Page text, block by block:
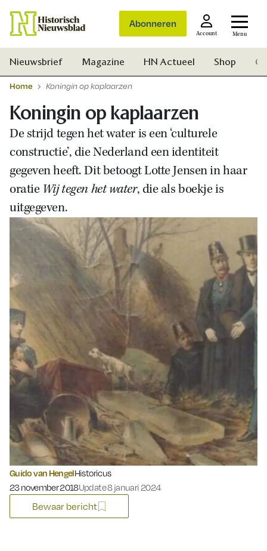
Abonneren
Account Menu
Zoek
Nieuwsbrief Magazine HN Actueel Shop
Home Koningin op kaplaarzen
Koningin op kaplaarzen
De strijd tegen het water is een ‘culturele
constructie’, die Nederland een identiteit
gegeven heeft. Dit betoogt Lotte Jensen in haar
oratie Wij tegen het water, die als boekje is
uitgegeven.
Guido van HengelHistoricus
Gepubliceerd op:
23 november 2018Update 8 januari 2024
Bewaar bericht